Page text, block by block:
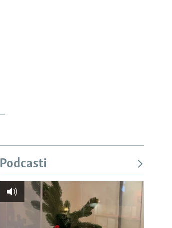
Podcasti